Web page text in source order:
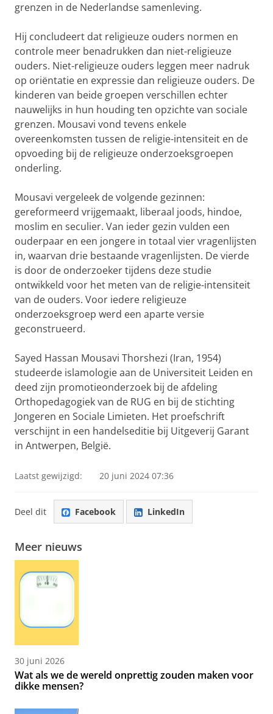
grenzen in de Nederlandse samenleving.
Hij concludeert dat religieuze ouders normen en
controle meer benadrukken dan niet-religieuze
ouders. Niet-religieuze ouders leggen meer nadruk
op oriëntatie en expressie dan religieuze ouders. De
kinderen van beide groepen verschillen echter
nauwelijks in hun houding ten opzichte van sociale
grenzen. Mousavi vond tevens enkele
overeenkomsten tussen de religie-intensiteit en de
opvoeding bij de religieuze onderzoeksgroepen
onderling.
Mousavi vergeleek de volgende gezinnen:
gereformeerd vrijgemaakt, liberaal joods, hindoe,
moslim en seculier. Van ieder gezin vulden een
ouderpaar en een jongere in totaal vier vragenlijsten
in, waarvan drie bestaande vragenlijsten. De vierde
is door de onderzoeker tijdens deze studie
ontwikkeld voor het meten van de religie-intensiteit
van de ouders. Voor iedere religieuze
onderzoeksgroep werd een aparte versie
geconstrueerd.
Sayed Hassan Mousavi Thorshezi (Iran, 1954)
studeerde islamologie aan de Universiteit Leiden en
deed zijn promotieonderzoek bij de afdeling
Orthopedagogiek van de RUG en bij de stichting
Jongeren en Sociale Limieten. Het proefschrift
verschijnt in een handelseditie bij Uitgeverij Garant
in Antwerpen, België.
Laatst gewijzigd: 20 juni 2024 07:36
Deel dit Facebook LinkedIn
Meer nieuws
30 juni 2026
Wat als we de wereld onprettig zouden maken voor
dikke mensen?